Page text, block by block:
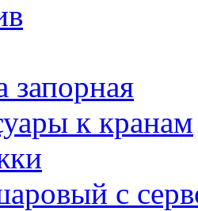
запорная
к кранам
с